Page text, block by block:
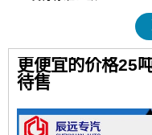
更便宜的价格25
待售